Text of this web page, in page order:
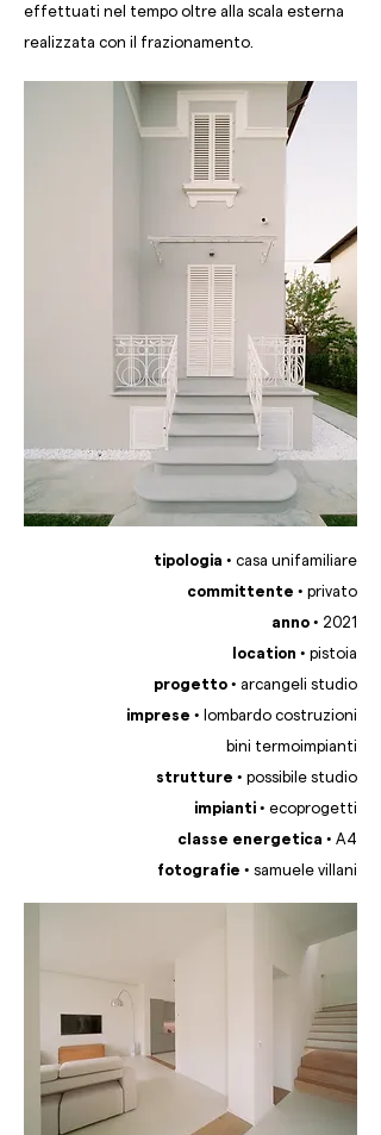
effettuati nel tempo oltre alla scala esterna
realizzata con il frazionamento.
tipologia • casa unifamiliare
committente • privato
anno • 2021
location • pistoia
progetto • arcangeli studio
imprese • lombardo costruzioni
bini termoimpianti
strutture • possibile studio
impianti • ecoprogetti
classe energetica • A4
fotografie • samuele villani